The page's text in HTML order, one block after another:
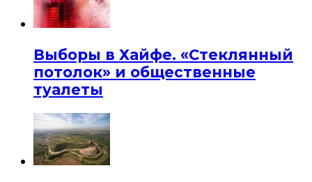
Выборы в Хайфе. «Стеклянный
потолок» и общественные
туалеты